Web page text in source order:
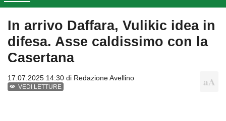
In arrivo Daffara, Vulikic idea in
difesa. Asse caldissimo con la
Casertana
17.07.2025 14:30 di Redazione Avellino
VEDI LETTURE